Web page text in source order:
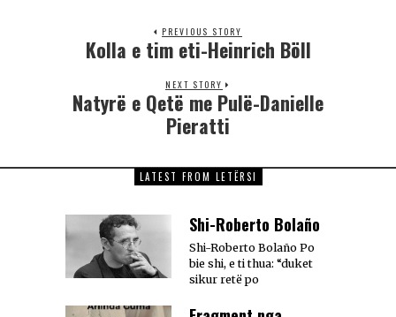
PREVIOUS STORY
Kolla e tim eti-Heinrich Böll
NEXT STORY
Natyrë e Qetë me Pulë-Danielle
Pieratti
LATEST FROM LETËRSI
Shi-Roberto Bolaño
Shi-Roberto Bolaño Po
bie shi, e ti thua: “duket
sikur retë po